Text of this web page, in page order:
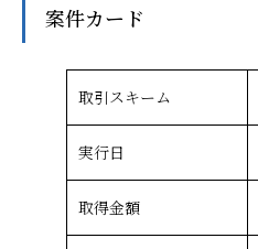
案件カード
取引スキーム
実行日
取得金額